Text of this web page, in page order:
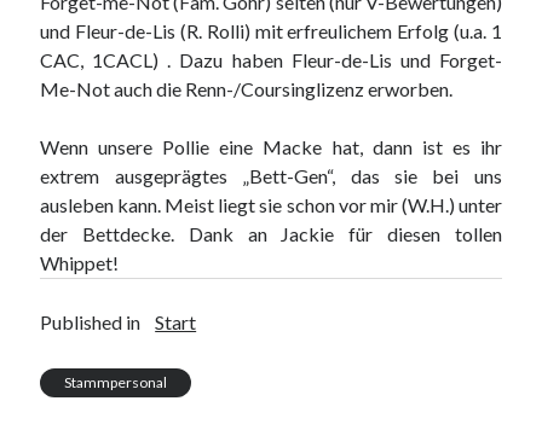
und Fleur-de-Lis (R. Rolli) mit erfreulichem Erfolg (u.a. 1
CAC, 1CACL) . Dazu haben Fleur-de-Lis und Forget-
Me-Not auch die Renn-/Coursinglizenz erworben.
Wenn unsere Pollie eine Macke hat, dann ist es ihr
extrem ausgeprägtes „Bett-Gen“, das sie bei uns
ausleben kann. Meist liegt sie schon vor mir (W.H.) unter
der Bettdecke. Dank an Jackie für diesen tollen
Whippet!
Published in Start
Stammpersonal